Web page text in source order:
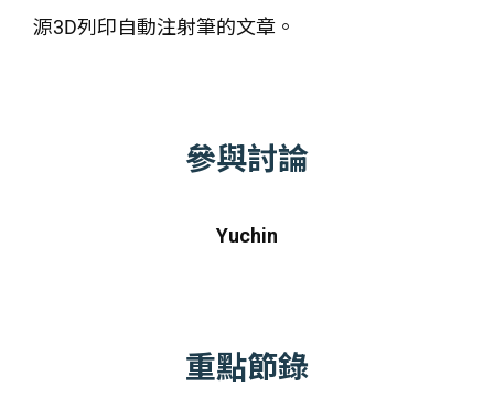
源3D列印自動注射筆的文章。
參與討論
Yuchin
重點節錄